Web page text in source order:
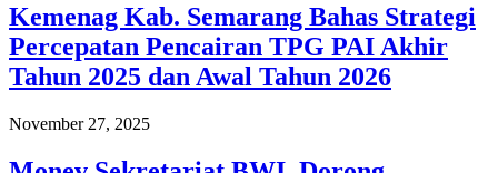
Kemenag Kab. Semarang Bahas Strategi
Percepatan Pencairan TPG PAI Akhir
Tahun 2025 dan Awal Tahun 2026
November 27, 2025